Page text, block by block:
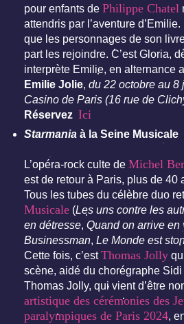
pour enfants de Philippe Chatel
attendris par l’aventure
que les personnages de son
part les rejoindre. C’est Gloria,
interprète Emilie, en alternance
Emilie Jolie, du 22 octobre au 8
Casino de Paris (16 rue de
Réservez Ici
Starmania à la Seine Musicale
L’opéra-rock culte de Michel
est de retour à Paris, plus de 40
Tous les tubes du célèbre duo
Musicale (Les uns contre les
en détresse, Quand on arrive en
Businessman, Le Monde est
Cette fois, c’estThomas Jolly
scène, aidé du chorégraphe
Thomas Jolly, qui vient d’être
artistique des cérémonies des
paralympiques de Paris 2024,